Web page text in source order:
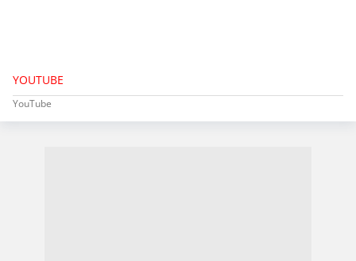
YOUTUBE
YouTube